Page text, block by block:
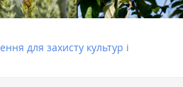
для захисту культур і